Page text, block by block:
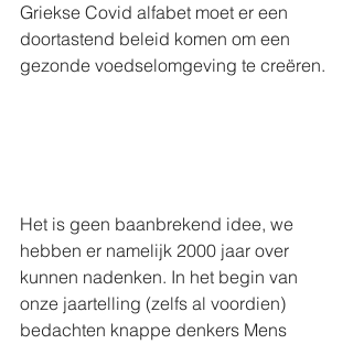
Griekse Covid alfabet moet er een
doortastend beleid komen om een
gezonde voedselomgeving te creëren.
Het is geen baanbrekend idee, we
hebben er namelijk 2000 jaar over
kunnen nadenken. In het begin van
onze jaartelling (zelfs al voordien)
bedachten knappe denkers Mens